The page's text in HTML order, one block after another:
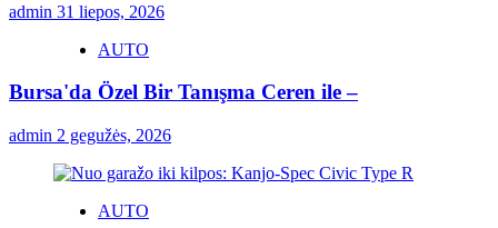
admin 31 liepos, 2026
AUTO
Bursa'da Özel Bir Tanışma Ceren ile –
admin 2 gegužės, 2026
AUTO